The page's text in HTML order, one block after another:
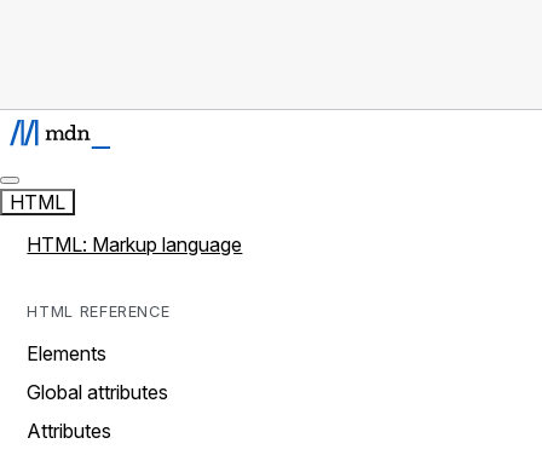
HTML
HTML: Markup language
HTML REFERENCE
Elements
Global attributes
Attributes